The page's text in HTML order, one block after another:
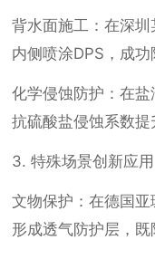
背水面施工：在深
内侧喷涂DPS，成
化学侵蚀防护：在
抗硫酸盐侵蚀系数
3. 特殊场景创新应用
文物保护：在德国
形成透气防护层，